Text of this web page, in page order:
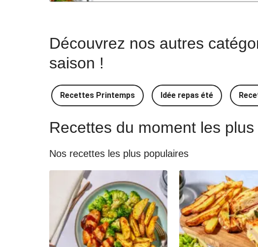
Idée Recettes indiennes
Idée Recettes indonésiennes
Découvrez nos autres
saison !
Recettes Printemps Idée repas été
Recettes du moment les
Nos recettes les plus populaires